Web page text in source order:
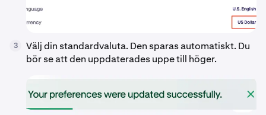
3
Välj din standardvaluta. Den sparas automatiskt. Du
bör se att den uppdaterades uppe till höger.